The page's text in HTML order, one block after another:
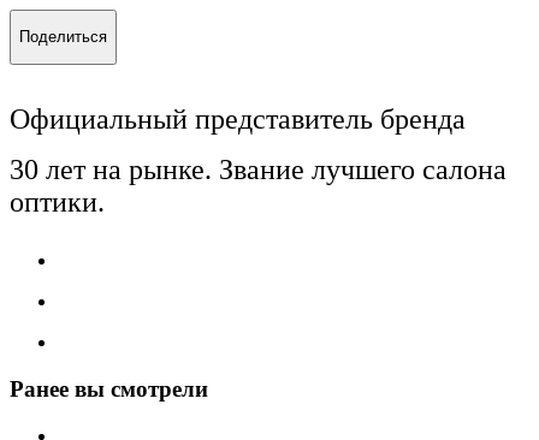
Поделиться
Официальный представитель бренда
30 лет на рынке. Звание лучшего салона
оптики.
Ранее вы смотрели